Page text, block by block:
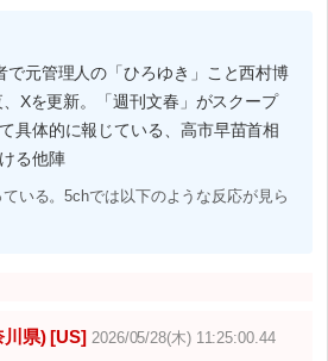
で元管理人の「ひろゆき」こと西村博
Xを更新。「週刊文春」がスクープ
具体的に報じている、高市早苗首相
る他陣
いる。5chでは以下のような反応が見ら
川県) [US] 2026/05/28(木) 11:25:00.44